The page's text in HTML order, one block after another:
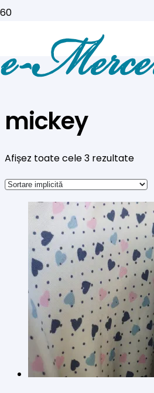
mickey
Afișez toate cele 3 rezultate